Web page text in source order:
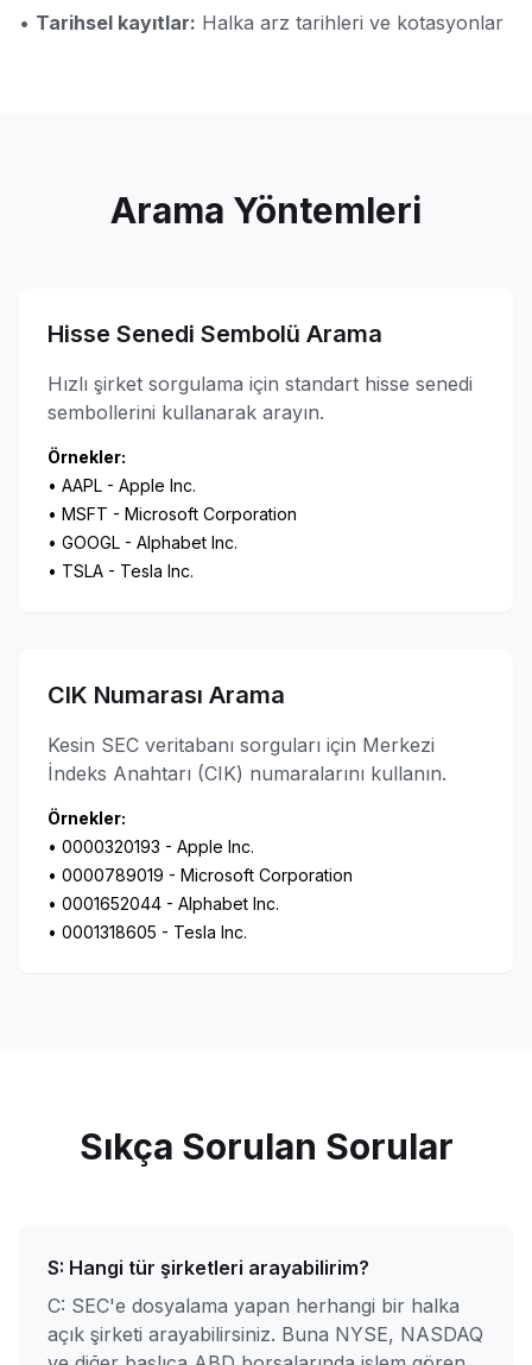
• Tarihsel kayıtlar: Halka arz tarihleri ve kotasyonlar
Arama Yöntemleri
Hisse Senedi Sembolü Arama
Hızlı şirket sorgulama için standart hisse senedi
sembollerini kullanarak arayın.
Örnekler:
• AAPL - Apple Inc.
• MSFT - Microsoft Corporation
• GOOGL - Alphabet Inc.
• TSLA - Tesla Inc.
CIK Numarası Arama
Kesin SEC veritabanı sorguları için Merkezi
İndeks Anahtarı (CIK) numaralarını kullanın.
Örnekler:
• 0000320193 - Apple Inc.
• 0000789019 - Microsoft Corporation
• 0001652044 - Alphabet Inc.
• 0001318605 - Tesla Inc.
Sıkça Sorulan Sorular
S: Hangi tür şirketleri arayabilirim?
C: SEC'e dosyalama yapan herhangi bir halka
açık şirketi arayabilirsiniz. Buna NYSE, NASDAQ